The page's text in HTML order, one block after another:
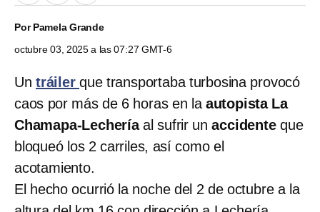
PorPamela Grande
octubre 03, 2025 a las 07:27 GMT-6
Un tráilerque transportaba turbosina provocó
caos por más de 6 horas en la autopista La
Chamapa-Lecheríaal sufrir un accidenteque
bloqueó los 2 carriles, así como el
acotamiento.
El hecho ocurrió la noche del 2 de octubre a la